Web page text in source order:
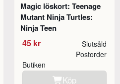
Magic löskort: Teenage
Mutant Ninja Turtles:
Ninja Teen
45 kr Slutsåld
Butiken
Postorder
Köp